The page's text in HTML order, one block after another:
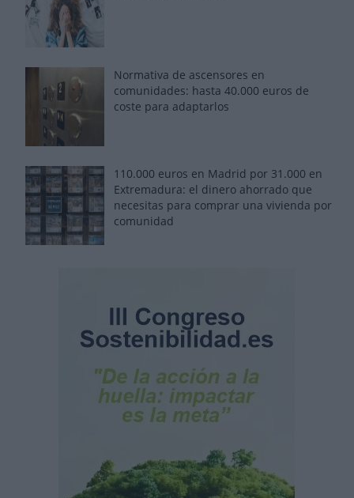
Normativa de ascensores en
comunidades: hasta 40.000 euros de
coste para adaptarlos
110.000 euros en Madrid por 31.000 en
Extremadura: el dinero ahorrado que
necesitas para comprar una vivienda por
comunidad